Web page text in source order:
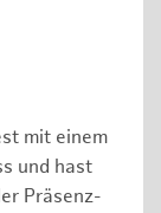
mit einem
und hast
Präsenz-